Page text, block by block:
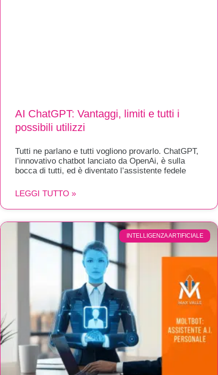
AI ChatGPT: Vantaggi, limiti e tutti i
possibili utilizzi
Tutti ne parlano e tutti vogliono provarlo. ChatGPT,
l’innovativo chatbot lanciato da OpenAi, è sulla
bocca di tutti, ed è diventato l’assistente fedele
LEGGI TUTTO »
INTELLIGENZA ARTIFICIALE